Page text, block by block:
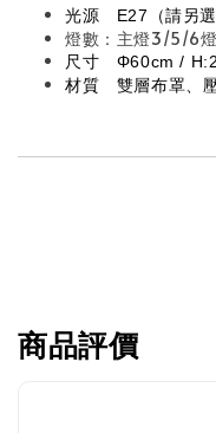
光源　E27（請另
燈數：主燈3/5/6
尺寸　Φ60cm /
材質　雙層布罩、
商品評價